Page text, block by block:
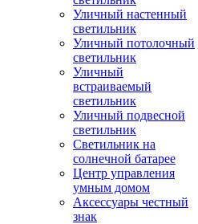
Уличный настенный
светильник
Уличный потолочный
светильник
Уличный
встраиваемый
светильник
Уличный подвесной
светильник
Светильник на
солнечной батарее
Центр управления
умным домом
Аксессуары честный
знак